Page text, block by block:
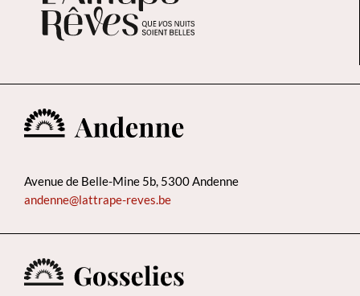
Avenue de Belle-Mine 5b, 5300 Andenne
andenne@lattrape-reves.be